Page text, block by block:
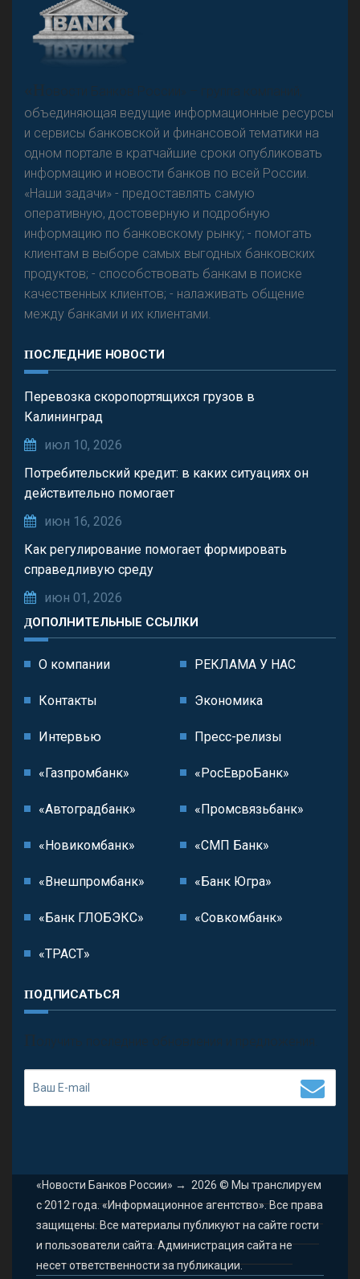
Резкого разворота на рынке автокредитов не
предвидится - «Интервью»
«Н
овости Банков России» – группа компаний,
объединяющая ведущие информационные ресурсы
и сервисы банковской и финансовой тематики на
одном портале в кратчайшие сроки опубликовать
информацию и новости банков по всей России.
«Наши задачи» - предоставлять самую
оперативную, достоверную и подробную
информацию по банковскому рынку; - помогать
клиентам в выборе самых выгодных банковских
продуктов; - способствовать банкам в поиске
качественных клиентов; - налаживать общение
между банками и их клиентами.
ПОСЛЕДНИЕ НОВОСТИ
Перевозка скоропортящихся грузов в
Калининград
июл 10, 2026
Потребительский кредит: в каких ситуациях он
действительно помогает
июн 16, 2026
Как регулирование помогает формировать
справедливую среду
июн 01, 2026
ДОПОЛНИТЕЛЬНЫЕ ССЫЛКИ
О компании РЕКЛАМА У НАС
Контакты Экономика
Интервью Пресс-релизы
«Газпромбанк» «РосЕвроБанк»
«Автоградбанк» «Промсвязьбанк»
«Новикомбанк» «СМП Банк»
«Внешпромбанк» «Банк Югра»
«Банк ГЛОБЭКС» «Совкомбанк»
«ТРАСТ»
ПОДПИСАТЬСЯ
П олучить последние обновления и предложения.
«Новости Банков России» → 2026 © Мы транслируем
с 2012 года. «Информационное агентство». Все права
защищены. Все материалы публикуют на сайте гости
и пользователи сайта. Администрация сайта не
несет ответственности за публикации.